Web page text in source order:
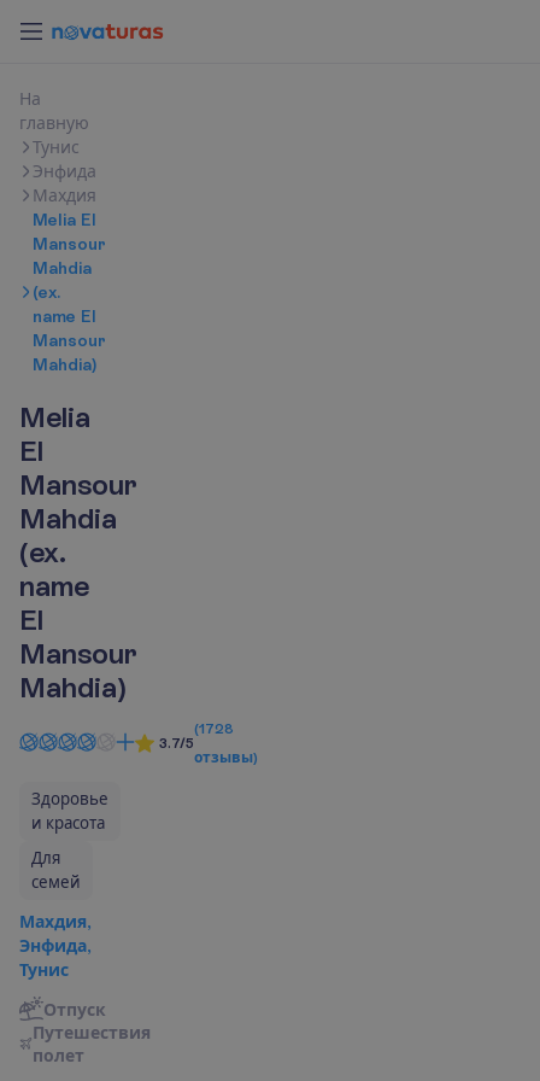
На
главную
Тунис
Энфида
Махдия
Melia El
Mansour
Mahdia
(ex.
name El
Mansour
Mahdia)
Melia
El
Mansour
Mahdia
(ex.
name
El
Mansour
Mahdia)
3.7/5
(1728
отзывы)
Здоровье
и красота
Для
семей
Махдия,
Энфида,
Тунис
Отпуск
Путешествия
полет